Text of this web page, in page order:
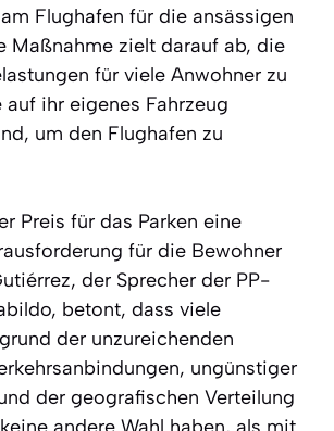
Flughafen für die ansässigen
Maßnahme zielt darauf ab, die
für viele Anwohner zu
ihr eigenes Fahrzeug
um den Flughafen zu
Preis für das Parken eine
für die Bewohner
der Sprecher der PP-
betont, dass viele
der unzureichenden
ungünstiger
der geografischen Verteilung
andere Wahl haben, als mit